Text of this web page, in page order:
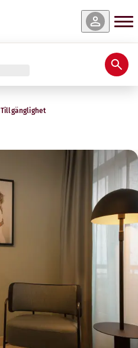
Tillgänglighet